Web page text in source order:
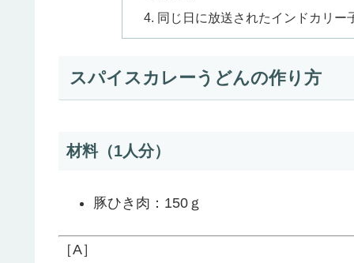
同じ日に放送されたインドカリ
スパイスカレーうどんの作り方
材料（1人分）
豚ひき肉：150ｇ
［A］